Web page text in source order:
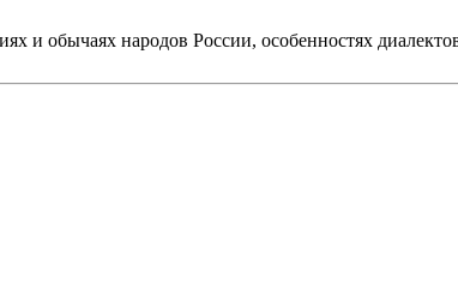
и обычаях народов России, особенностях